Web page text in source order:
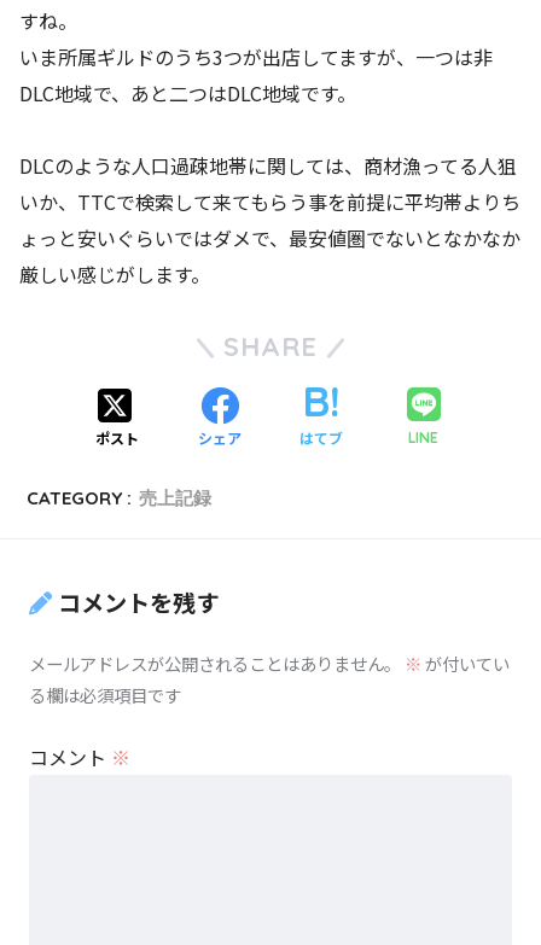
すね。
いま所属ギルドのうち3つが出店してますが、一つは非
DLC地域で、あと二つはDLC地域です。
DLCのような人口過疎地帯に関しては、商材漁ってる人狙
いか、TTCで検索して来てもらう事を前提に平均帯よりち
ょっと安いぐらいではダメで、最安値圏でないとなかなか
厳しい感じがします。
SHARE
ポスト シェア はてブ LINE
CATEGORY : 売上記録
コメントを残す
メールアドレスが公開されることはありません。 ※が付いてい
る欄は必須項目です
コメント ※